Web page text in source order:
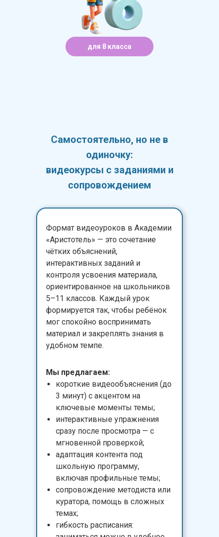
для 8 класса
Самостоятельно, но не в
одиночку:
видеокурсы с заданиями и
сопровождением
Формат видеоуроков в Академии
«Аристотель» — это сочетание
чётких объяснений,
интерактивных заданий и
контроля усвоения материала,
ориентированное на школьников
5–11 классов. Каждый урок
формируется так, чтобы ребёнок
мог спокойно воспринимать
материал и закреплять знания в
удобном темпе.
Мы предлагаем:
короткие видеообъяснения (до
3 минут) с акцентом на
ключевые моменты темы;
интерактивные упражнения
сразу после просмотра — с
мгновенной проверкой;
адаптация контента под
школьную программу,
включая профильные темы;
сопровождение методиста или
куратора, помощь в сложных
темах;
гибкость расписания: